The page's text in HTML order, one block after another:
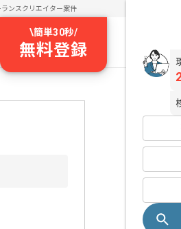
ランスクリエイター案件
\簡単30秒/
無料登録